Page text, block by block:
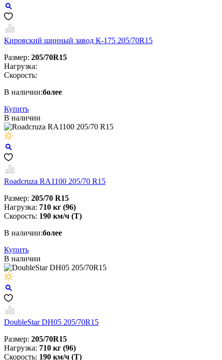
Кировский шинный завод К-175 205/70R15
Размер: 205/70R15
Нагрузка:
Скорость:
В наличии:более
Купить
В наличии
Roadcruza RA1100 205/70 R15
Размер: 205/70 R15
Нагрузка: 710 кг (96)
Скорость: 190 км/ч (T)
В наличии:более
Купить
В наличии
DoubleStar DH05 205/70R15
Размер: 205/70R15
Нагрузка: 710 кг (96)
Скорость: 190 км/ч (Т)